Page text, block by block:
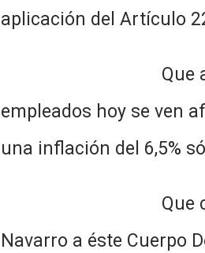
aplicación del Artículo
Que aunque
empleados hoy se ven
una inflación del 6,5%
Que como reza la
Navarro a éste Cuerpo